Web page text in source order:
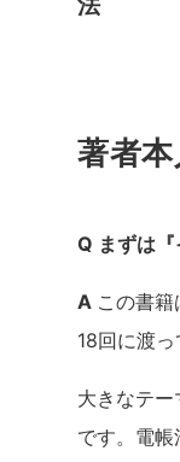
著者
Q まずは『
A この書
18回に渡
大きなテ
です。電